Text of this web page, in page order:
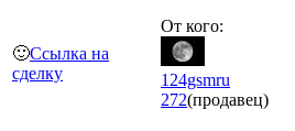
🙂Ссылка на
сделку
От кого:
124gsmru
272(продавец)